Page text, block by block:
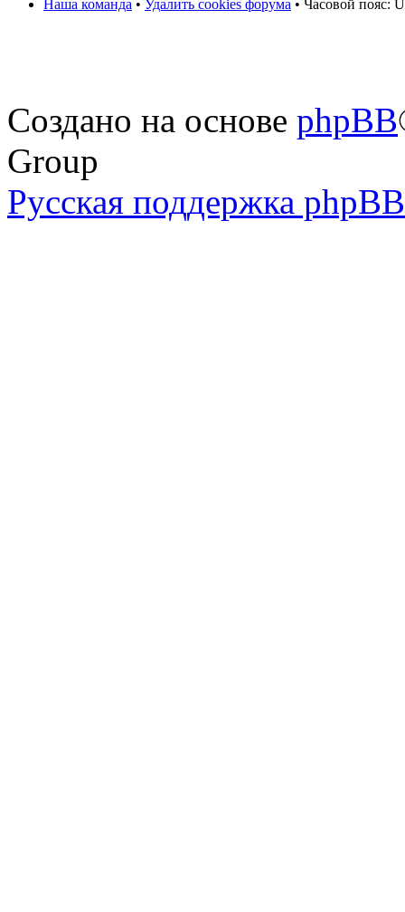
Наша команда • Удалить cookies форума • Часовой пояс:
Создано на основе phpBB
Group
Русская поддержка phpBB